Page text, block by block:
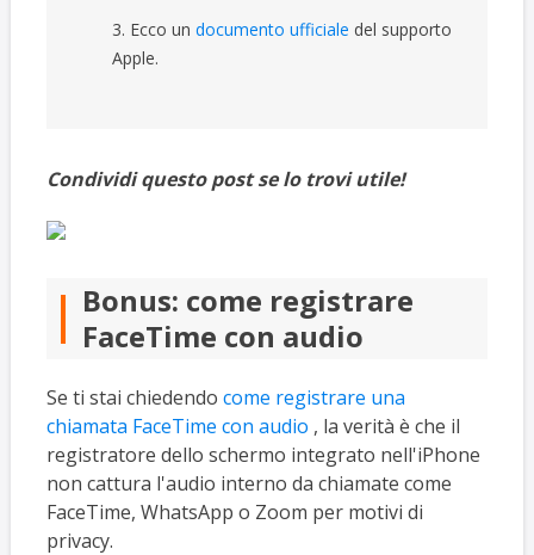
3. Ecco un documento ufficiale del supporto
Apple.
Condividi questo post se lo trovi utile!
Bonus: come registrare
FaceTime con audio
Se ti stai chiedendo come registrare una
chiamata FaceTime con audio , la verità è che il
registratore dello schermo integrato nell'iPhone
non cattura l'audio interno da chiamate come
FaceTime, WhatsApp o Zoom per motivi di
privacy.